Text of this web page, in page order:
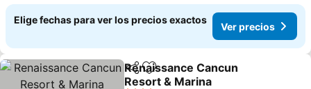
Elige fechas para ver los precios exactos
Ver precios
CompartirAgregar a favoritos
Renaissance Cancun
Resort & Marina